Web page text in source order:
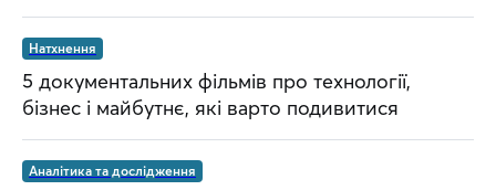
Натхнення
5 документальних фільмів про технології,
бізнес і майбутнє, які варто подивитися
Аналітика та дослідження